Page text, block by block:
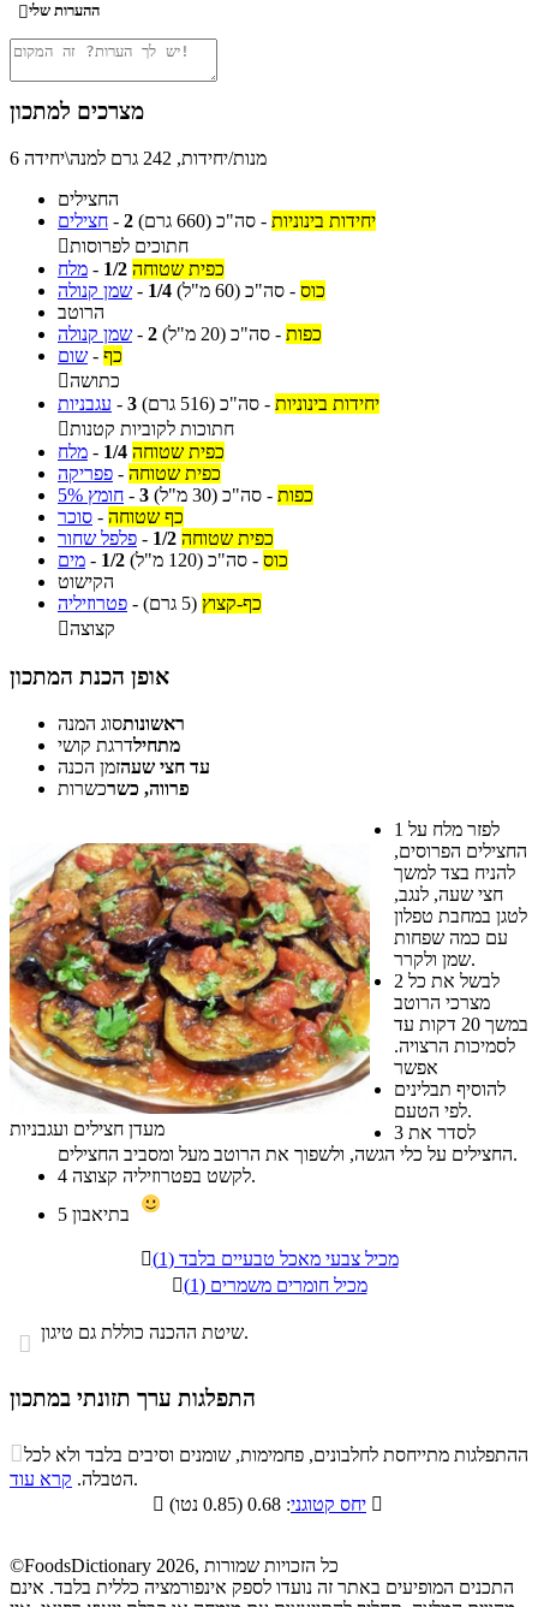
ההערות שלי
מצרכים למתכון
6 מנות/יחידות, 242 גרם למנה\יחידה
החצילים
חצילים - 2 יחידות בינוניות - סה"כ (660 גרם)
חתוכים לפרוסות
מלח - 1/2 כפית שטוחה
שמן קנולה - 1/4 כוס - סה"כ (60 מ"ל)
הרוטב
שמן קנולה - 2 כפות - סה"כ (20 מ"ל)
שום - כף
כתושה
עגבניות - 3 יחידות בינוניות - סה"כ (516 גרם)
חתוכות לקוביות קטנות
מלח - 1/4 כפית שטוחה
פפריקה - כפית שטוחה
חומץ 5% - 3 כפות - סה"כ (30 מ"ל)
סוכר - כף שטוחה
פלפל שחור - 1/2 כפית שטוחה
מים - 1/2 כוס - סה"כ (120 מ"ל)
הקישוט
פטרוזיליה - כף-קצוץ (5 גרם)
קצוצה
אופן הכנת המתכון
ראשונותסוג המנה
מתחילדרגת קושי
עד חצי שעהזמן הכנה
פרווה, כשרכשרות
מעדן חצילים ועגבניות
1
החצילים הפרוסים,
להניח בצד למשך
חצי שעה, לנגב,
לטגן במחבת טפלון
עם כמה שפחות
שמן ולקרר.
2
מצרכי הרוטב
במשך 20 דקות עד
לסמיכות הרצויה.
אפשר
להוסיף תבלינים
לפי הטעם.
3
החצילים על כלי הגשה, ולשפוך את הרוטב מעל ומסביב החצילים.
4
לקשט בפטרוזיליה קצוצה.
5

מכיל צבעי מאכל טבעיים בלבד (1)

מכיל חומרים משמרים (1)
 שיטת ההכנה כוללת גם טיגון.
התפלגות ערך תזונתי במתכון
התפלגות ערך תזונתי במתכון
סיבים
תזונתיים
שומנים חלבונים
5.6% 47.7%
ההתפלגות מתייחסת לחלבונים, פחמימות, שומנים וסיבים בלבד ולא לכל
הטבלה. קרא עוד
.

יחס קטוגני 
©FoodsDictionary 2026, כל הזכויות שמורות
התכנים המופיעים באתר זה נועדו לספק אינפורמציה כללית בלבד. אינם